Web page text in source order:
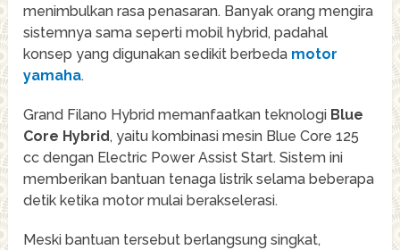
menimbulkan rasa penasaran. Banyak orang mengira
sistemnya sama seperti mobil hybrid, padahal
konsep yang digunakan sedikit berbeda motor
yamaha.
Grand Filano Hybrid memanfaatkan teknologi Blue
Core Hybrid, yaitu kombinasi mesin Blue Core 125
cc dengan Electric Power Assist Start. Sistem ini
memberikan bantuan tenaga listrik selama beberapa
detik ketika motor mulai berakselerasi.
Meski bantuan tersebut berlangsung singkat,